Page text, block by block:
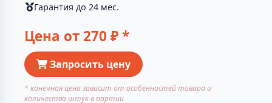
Гарантия до 24 мес.
Цена от 270 ₽ *
Запросить цену
* конечная цена зависит от особенностей товара и
количества штук в партии